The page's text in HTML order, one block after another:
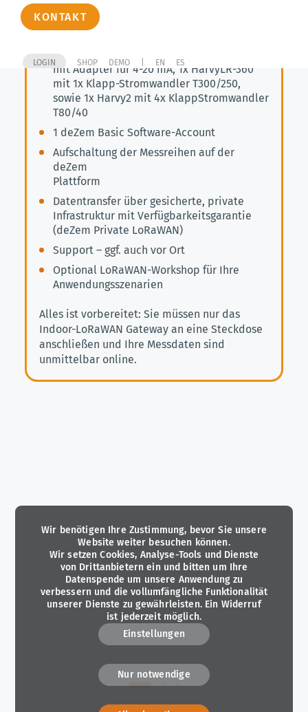
KONTAKT
LOGIN SHOP DEMO EN ES
1 hochwertiges Indoor-LoRaWAN Gateway
mit integriertem LTE Router
3 Feldgeräte nach Wahl: z.B. 1x HarvyLR-36
mit Adapter für 4-20 mA, 1x HarvyLR-360
mit 1x Klapp-Stromwandler T300/250,
sowie 1x Harvy2 mit 4x KlappStromwandler
T80/40
1 deZem Basic Software-Account
Aufschaltung der Messreihen auf der
deZem
Plattform
Datentransfer über gesicherte, private
Infrastruktur mit Verfügbarkeitsgarantie
(deZem Private LoRaWAN)
Support – ggf. auch vor Ort
Optional LoRaWAN-Workshop für Ihre
Anwendungsszenarien
Alles ist vorbereitet: Sie müssen nur das
Indoor-LoRaWAN Gateway an eine Steckdose
anschließen und Ihre Messdaten sind
unmittelbar online.
Wir benötigen Ihre Zustimmung, bevor Sie unsere
Website weiter besuchen können.
Wir setzen Cookies, Analyse-Tools und Dienste
von Drittanbietern ein und bitten um Ihre
Datenspende um unsere Anwendung zu
verbessern und die vollumfängliche Funktionalität
unserer Dienste zu gewährleisten. Ein Widerruf
ist jederzeit möglich.
Einstellungen
Nur notwendige